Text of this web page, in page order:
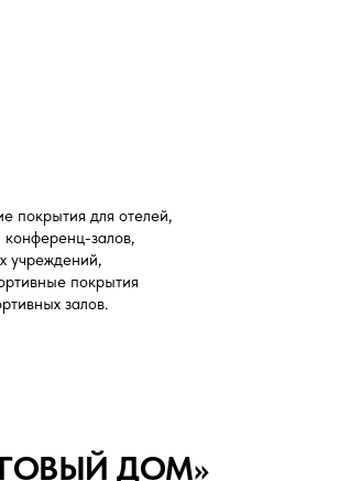
ДОМ»
покрытия для отелей,
конференц-залов,
учреждений,
покрытия
залов.